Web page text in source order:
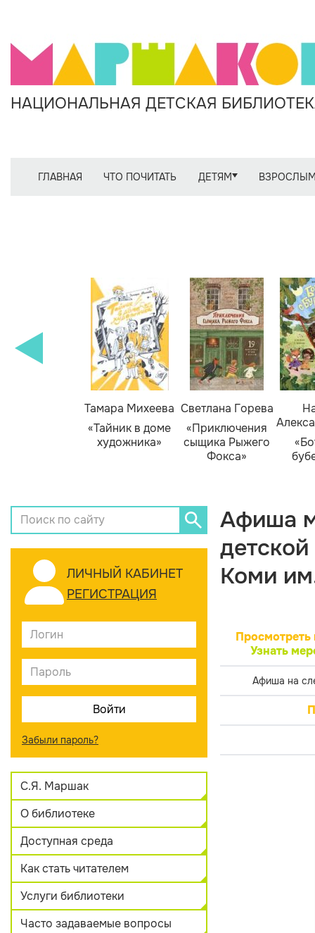
НАЦИОНАЛЬНАЯ ДЕТСКАЯ
ГЛАВНАЯ ЧТО ПОЧИТАТЬ ДЕТЯМ
Тамара Михеева
«Тайник в доме
художника»
Светлана Горева
«Приключения
сыщика Рыжего
Фокса»
ЛИЧНЫЙ КАБИНЕТ
РЕГИСТРАЦИЯ
Забыли пароль?
С.Я. Маршак
О библиотеке
Доступная среда
Как стать читателем
Услуги библиотеки
Часто задаваемые вопросы
Афиша
Коми
Просмотреть
Узнать
Афиша на